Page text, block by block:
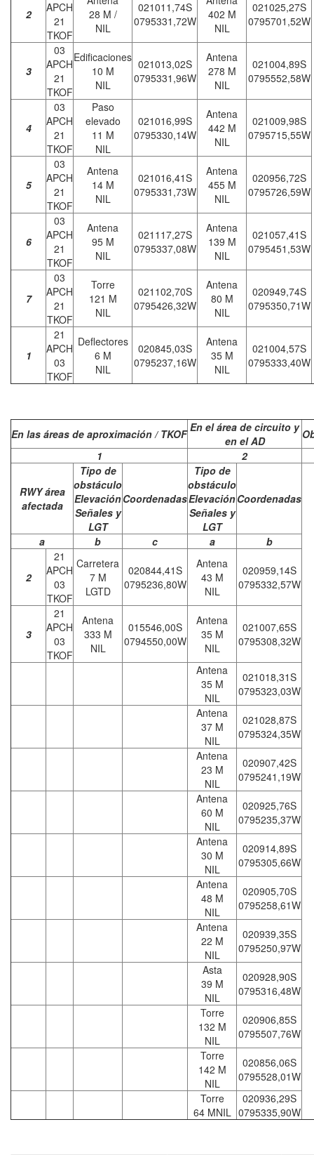
2
APCH
21
TKOF
28 M /
NIL
021011,74S
0795331,72W
402 M
NIL
021025,27S
0795701,52W
3
03
APCH
21
TKOF
Edificaciones
10 M
NIL
021013,02S
0795331,96W
Antena
278 M
NIL
021004,89S
0795552,58W
4
03
APCH
21
TKOF
Paso
elevado
11 M
NIL
021016,99S
0795330,14W
Antena
442 M
NIL
021009,98S
0795715,55W
5
03
APCH
21
TKOF
Antena
14 M
NIL
021016,41S
0795331,73W
Antena
455 M
NIL
020956,72S
0795726,59W
6
03
APCH
21
TKOF
Antena
95 M
NIL
021117,27S
0795337,08W
Antena
139 M
NIL
021057,41S
0795451,53W
7
03
APCH
21
TKOF
Torre
121 M
NIL
021102,70S
0795426,32W
Antena
80 M
NIL
020949,74S
0795350,71W
1
21
APCH
03
TKOF
Deflectores
6 M
NIL
020845,03S
0795237,16W
Antena
35 M
NIL
021004,57S
0795333,40W
En las áreas de aproximación / TKOF En el área de circuito y
en el AD
1
2
RWY área
afectada
Tipo de
obstáculo
Elevación
Señales y
LGT
Coordenadas
Tipo de
obstáculo
Elevación
Señales y
LGT
Coordenadas
a b c a b
2
21
APCH
03
TKOF
Carretera
7 M
LGTD
020844,41S
0795236,80W
Antena
43 M
NIL
020959,14S
0795332,57W
3
21
APCH
03
TKOF
Antena
333 M
NIL
015546,00S
0794550,00W
Antena
35 M
NIL
021007,65S
0795308,32W
Antena
35 M
NIL
021018,31S
0795323,03W
Antena
37 M
NIL
021028,87S
0795324,35W
Antena
23 M
NIL
020907,42S
0795241,19W
Antena
60 M
NIL
020925,76S
0795235,37W
Antena
30 M
NIL
020914,89S
0795305,66W
Antena
48 M
NIL
020905,70S
0795258,61W
Antena
22 M
NIL
020939,35S
0795250,97W
Asta
39 M
NIL
020928,90S
0795316,48W
Torre
132 M
NIL
020906,85S
0795507,76W
Torre
142 M
NIL
020856,06S
0795528,01W
Torre
64 MNIL
020936,29S
0795335,90W